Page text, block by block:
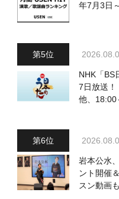
年7月3日
NHK「BS
7日放送
他、18:00
岩本公水
ント開催
スン動画